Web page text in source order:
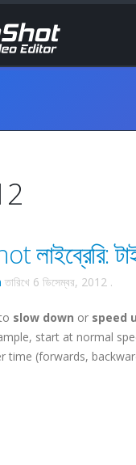
তারিখে 6 ডিসেম্বর, 2012 .
slow down or speed
start at normal
time (forwards,